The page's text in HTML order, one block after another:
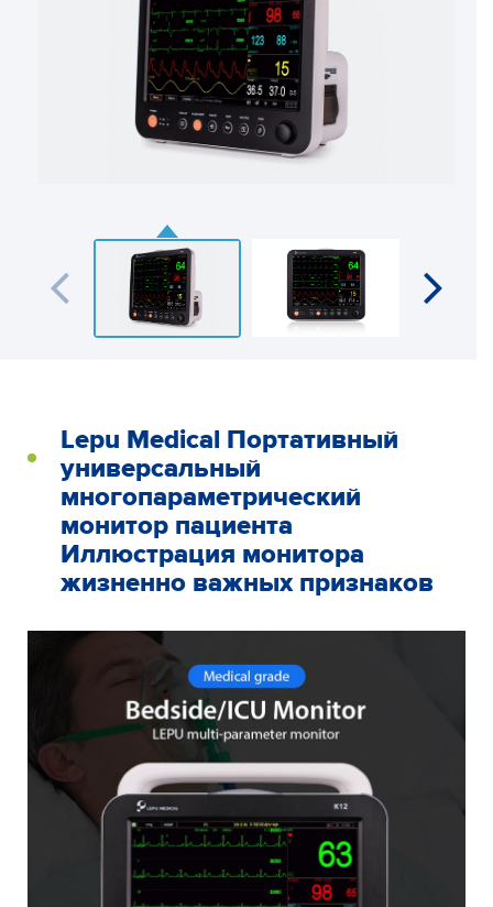
Lepu Medical Портативный
универсальный
многопараметрический
монитор пациента
Иллюстрация монитора
жизненно важных признаков